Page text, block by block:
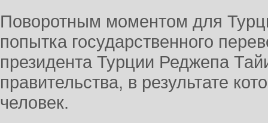
Поворотным моментом для
попытка государственного
президента Турции Реджепа
правительства, в результате
человек.